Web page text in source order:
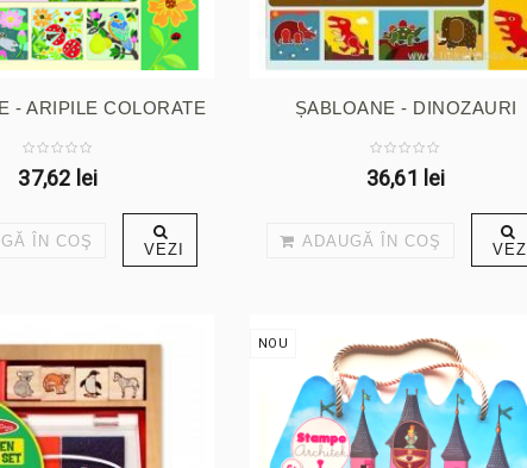
- ARIPILE COLORATE
37,62 lei
ÎN COŞ VEZI
ȘABLOANE - DINOZAURI
36,61 lei
ADAUGĂ ÎN COŞ VEZI
NOU